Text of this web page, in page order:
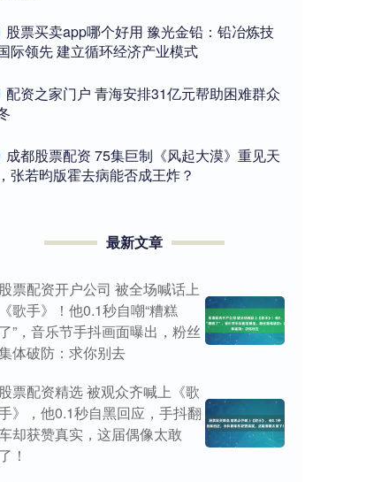
​股票买卖app哪个好用 豫光金铅：铅冶炼技
际领先 建立循环经济产业模式
​配资之家门户 青海安排31亿元帮助困难群众
​成都股票配资 75集巨制《风起大漠》重见天
张若昀版霍去病能否成王炸？
最新文章
股票配资开户公司 被全场喊话上
《歌手》！他0.1秒自嘲“糟糕
了”，音乐节手抖画面曝出，粉丝
体破防：求你别去
股票配资精选 被观众齐喊上《歌
》，他0.1秒自黑回应，手抖翻
却获赞真实，这届偶像太敢
了！